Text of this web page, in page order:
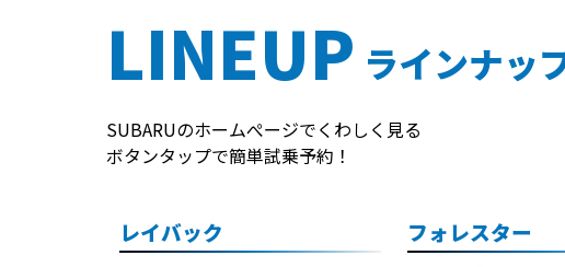
LINEUP ラインナッ
SUBARUのホームぺージでくわしく見る
ボタンタップで簡単試乗予約！
レイバック フォレスター